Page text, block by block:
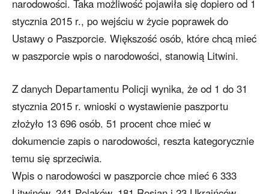
narodowości. Taka możliwość pojawiła się dopiero od 1
stycznia 2015 r., po wejściu w życie poprawek do
Ustawy o Paszporcie. Większość osób, które chcą mieć
w paszporcie wpis o narodowości, stanowią Litwini.
Z danych Departamentu Policji wynika, że od 1 do 31
stycznia 2015 r. wnioski o wystawienie paszportu
złożyło 13 696 osób. 51 procent chce mieć w
dokumencie zapis o narodowości, reszta kategorycznie
temu się sprzeciwia.
Wpis o narodowości w paszporcie chce mieć 6 333